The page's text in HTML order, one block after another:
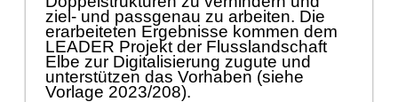
ziel- und passgenau zu arbeiten. Die
erarbeiteten Ergebnisse kommen dem
LEADER Projekt der Flusslandschaft
Elbe zur Digitalisierung zugute und
unterstützen das Vorhaben (siehe
Vorlage 2023/208).